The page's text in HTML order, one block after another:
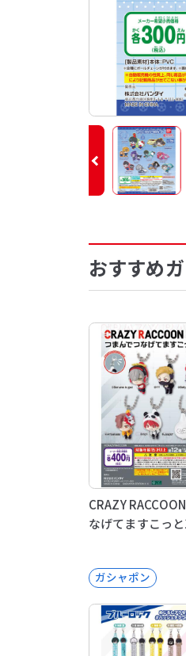
おすすめ
CRAZY
なげてますこっ
ガシャポン